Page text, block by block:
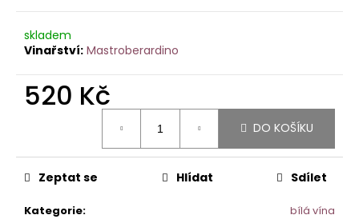
skladem
Mastroberardino
520 Kč
DO KOŠÍKU
Kategorie:
bílá vína
Zeptat se Hlídat Sdílet
D
o
p
r
u
j
e
m
e